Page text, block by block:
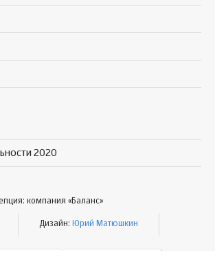
2020
компания «Баланс»
Дизайн: Юрий Матюшкин